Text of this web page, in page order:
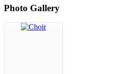
Photo Gallery